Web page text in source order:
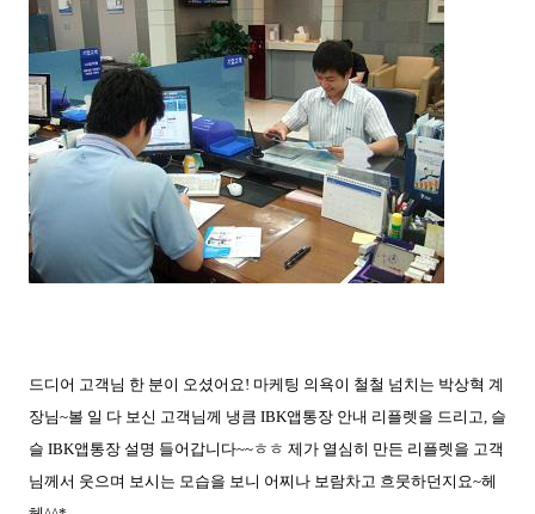
드디어 고객님 한 분이 오셨어요! 마케팅 의욕이 철철 넘치는 박상혁 계
장님~볼 일 다 보신 고객님께 냉큼 IBK앱통장 안내 리플렛을 드리고, 슬
슬 IBK앱통장 설명 들어갑니다~~ㅎㅎ 제가 열심히 만든 리플렛을 고객
님께서 웃으며 보시는 모습을 보니 어찌나 보람차고 흐뭇하던지요~헤